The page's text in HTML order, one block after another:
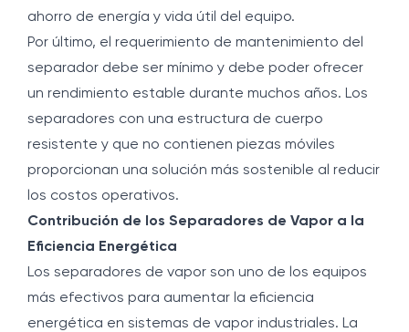
ahorro de energía y vida útil del equipo.
Por último, el requerimiento de mantenimiento del
separador debe ser mínimo y debe poder ofrecer
un rendimiento estable durante muchos años. Los
separadores con una estructura de cuerpo
resistente y que no contienen piezas móviles
proporcionan una solución más sostenible al reducir
los costos operativos.
Contribución de los Separadores de Vapor a la
Eficiencia Energética
Los separadores de vapor son uno de los equipos
más efectivos para aumentar la eficiencia
energética en sistemas de vapor industriales. La